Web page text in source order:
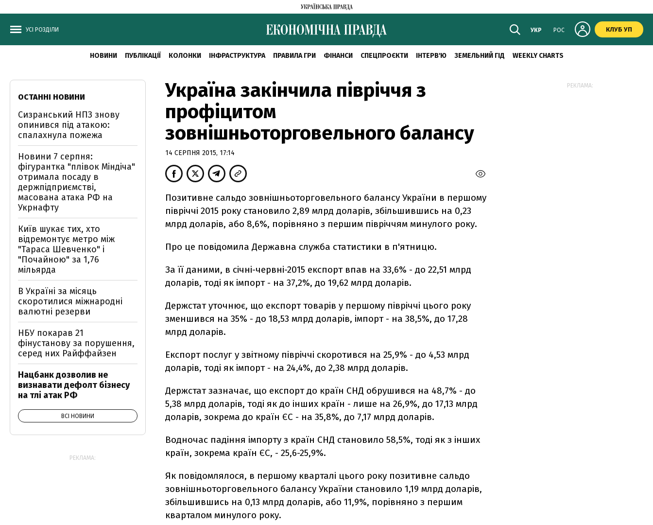
УСІ РОЗДІЛИ УКР РОС КЛУБ УП
НОВИНИ ПУБЛІКАЦІЇ КОЛОНКИ ІНФРАСТРУКТУРА ПРАВИЛА ГРИ ФІНАНСИ СПЕЦПРОЄКТИ ІНТЕРВ'Ю ЗЕМЕЛЬНИЙ ГІД WEEKLY CHARTS
Україна закінчила півріччя з
профіцитом
зовнішньоторговельного балансу
14 СЕРПНЯ 2015, 17:14
Позитивне сальдо зовнішньоторговельного балансу України в першому
півріччі 2015 року становило 2,89 млрд доларів, збільшившись на 0,23
млрд доларів, або 8,6%, порівняно з першим півріччям минулого року.
Про це повідомила Державна служба статистики в п'ятницю.
За її даними, в січні-червні-2015 експорт впав на 33,6% - до 22,51 млрд
доларів, тоді як імпорт - на 37,2%, до 19,62 млрд доларів.
Держстат уточнює, що експорт товарів у першому півріччі цього року
зменшився на 35% - до 18,53 млрд доларів, імпорт - на 38,5%, до 17,28
млрд доларів.
Експорт послуг у звітному півріччі скоротився на 25,9% - до 4,53 млрд
доларів, тоді як імпорт - на 24,4%, до 2,38 млрд доларів.
Держстат зазначає, що експорт до країн СНД обрушився на 48,7% - до
5,38 млрд доларів, тоді як до інших країн - лише на 26,9%, до 17,13 млрд
доларів, зокрема до країн ЄС - на 35,8%, до 7,17 млрд доларів.
Водночас падіння імпорту з країн СНД становило 58,5%, тоді як з інших
країн, зокрема країн ЄС, - 25,6-25,9%.
Як повідомлялося, в першому кварталі цього року позитивне сальдо
зовнішньоторговельного балансу України становило 1,19 млрд доларів,
збільшившись на 0,13 млрд доларів, або 11,9%, порівняно з першим
кварталом минулого року.
ОСТАННІ НОВИНИ
Сизранський НПЗ знову
опинився під атакою:
спалахнула пожежа
Новини 7 серпня:
фігурантка "плівок Міндіча"
отримала посаду в
держпідприємстві,
масована атака РФ на
Укрнафту
Київ шукає тих, хто
відремонтує метро між
"Тараса Шевченко" і
"Почайною" за 1,76
мільярда
В Україні за місяць
скоротилися міжнародні
валютні резерви
НБУ покарав 21
фінустанову за порушення,
серед них Райффайзен
Нацбанк дозволив не
визнавати дефолт бізнесу
на тлі атак РФ
ВСІ НОВИНИ
РЕКЛАМА:
РЕКЛАМА: